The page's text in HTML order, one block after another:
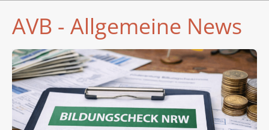
AVB - Allgemeine News